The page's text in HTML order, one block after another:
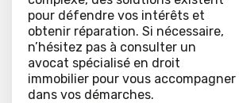
pour défendre vos intérêts et
obtenir réparation. Si nécessaire,
n’hésitez pas à consulter un
avocat spécialisé en droit
immobilier pour vous accompagner
dans vos démarches.